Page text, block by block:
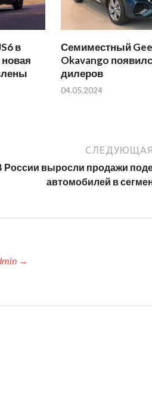
в
Семиместный
Okavango
дилеров
04.05.2024
России выросли продажи
автомобилей в
→